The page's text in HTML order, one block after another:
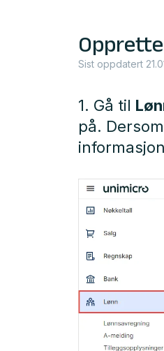
Sist oppdatert
1. Gå til
på.